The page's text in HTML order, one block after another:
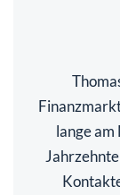
lange